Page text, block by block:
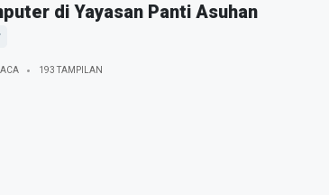
di Yayasan Panti Asuhan
193 TAMPILAN